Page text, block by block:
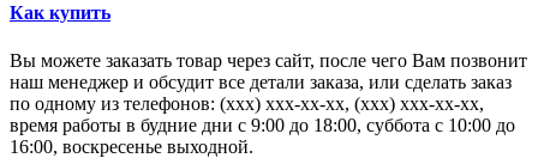
Как купить
Вы можете заказать товар через сайт, после чего Вам позвонит
наш менеджер и обсудит все детали заказа, или сделать заказ
по одному из телефонов: (xxx) xxx-xx-xx, (xxx) xxx-xx-xx,
время работы в будние дни с 9:00 до 18:00, суббота с 10:00 до
16:00, воскресенье выходной.